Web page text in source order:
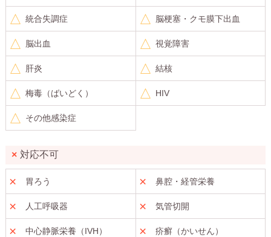
統合失調症 脳梗塞・クモ膜下出血
脳出血 視覚障害
肝炎 結核
梅毒（ばいどく） HIV
その他感染症
対応不可
胃ろう 鼻腔・経管栄養
人工呼吸器 気管切開
中心静脈栄養（IVH） 疥癬（かいせん）